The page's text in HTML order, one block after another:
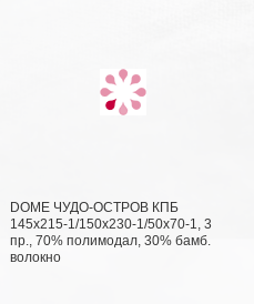
DOME ЧУДО-ОСТРОВ КПБ
145х215-1/150х230-1/50х70-1, 3
пр., 70% полимодал, 30% бамб.
волокно